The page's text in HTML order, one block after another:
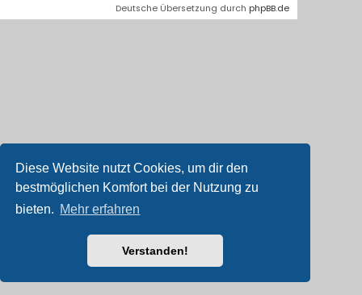
Diese Website nutzt Cookies, um dir den
bestmöglichen Komfort bei der Nutzung zu
bieten. Mehr erfahren
Verstanden!
Deutsche Übersetzung durch phpBB.de